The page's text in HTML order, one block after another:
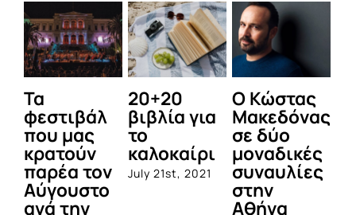
Τα
φεστιβάλ
που μας
κρατούν
παρέα τον
Αύγουστο
ανά την
20+20
βιβλία για
το
καλοκαίρι
July 21st, 2021
Ο Κώστας
Μακεδόνας
σε δύο
μοναδικές
συναυλίες
στην
Αθήνα